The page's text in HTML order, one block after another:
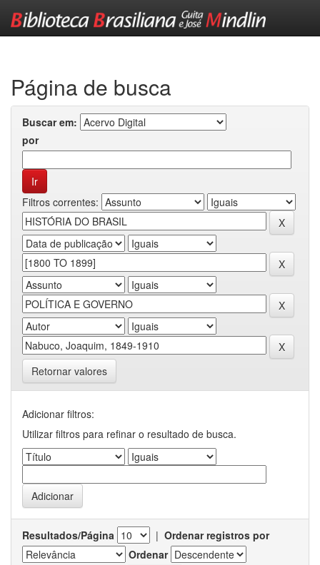
Página de busca
Buscar em:
por
Filtros correntes:
Retornar valores
Adicionar filtros:
Utilizar filtros para refinar o resultado de busca.
Resultados/Página | Ordenar registros por
Ordenar